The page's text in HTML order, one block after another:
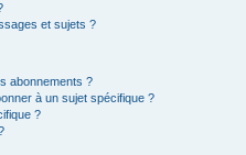
et sujets ?
abonnements ?
à un sujet spécifique ?
?